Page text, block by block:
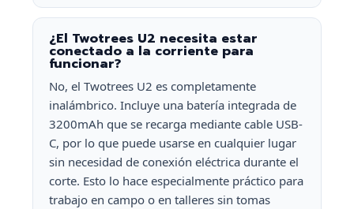
¿El Twotrees U2 necesita estar
conectado a la corriente para
funcionar?
No, el Twotrees U2 es completamente
inalámbrico. Incluye una batería integrada de
3200mAh que se recarga mediante cable USB-
C, por lo que puede usarse en cualquier lugar
sin necesidad de conexión eléctrica durante el
corte. Esto lo hace especialmente práctico para
trabajo en campo o en talleres sin tomas